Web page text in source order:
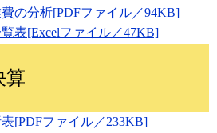
の分析[PDFファイル／94KB]
表[Excelファイル／47KB]
算
[PDFファイル／233KB]